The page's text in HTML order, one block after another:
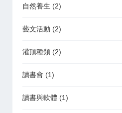
自然養生 (2)
藝文活動 (2)
灌頂種類 (2)
讀書會 (1)
讀書與軟體 (1)